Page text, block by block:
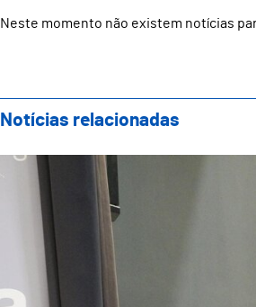
Neste momento não existem notícias
Notícias relacionadas
Grande Prémio de Poesia Gil